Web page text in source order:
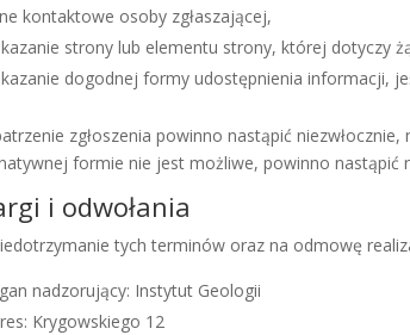
kontaktowe osoby zgłaszającej,
strony lub elementu strony, której dotyczy
dogodnej formy udostępnienia informacji,
zgłoszenia powinno nastąpić
formie nie jest możliwe, powinno nastąpić
i odwołania
tych terminów oraz na odmowę
nadzorujący: Instytut Geologii
Krygowskiego 12